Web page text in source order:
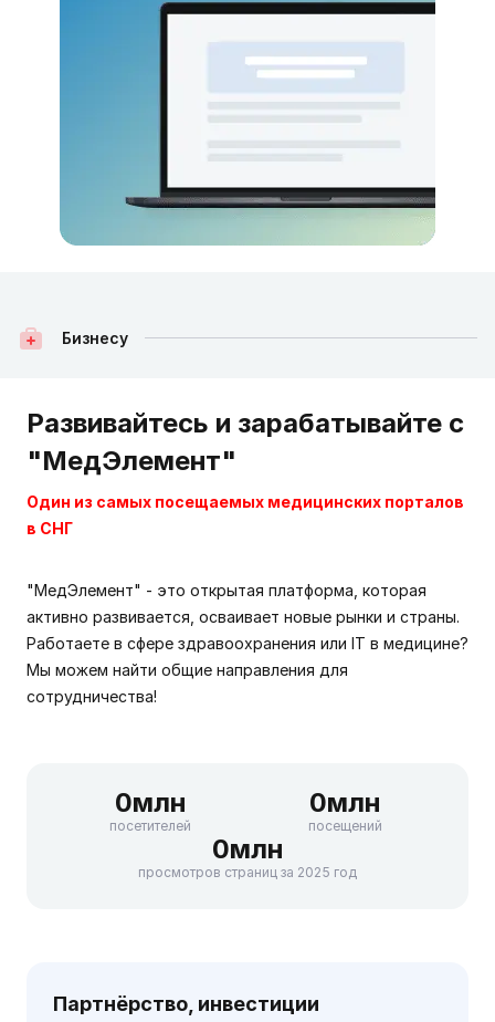
Бизнесу
Развивайтесь и зарабатывайте с
"МедЭлемент"
Один из самых посещаемых медицинских порталов
в СНГ
"МедЭлемент" - это открытая платформа, которая
активно развивается, осваивает новые рынки и страны.
Работаете в сфере здравоохранения или IT в медицине?
Мы можем найти общие направления для
сотрудничества!
0млн
посетителей
0млн
посещений
0млн
просмотров страниц за 2025 год
Партнёрство, инвестиции